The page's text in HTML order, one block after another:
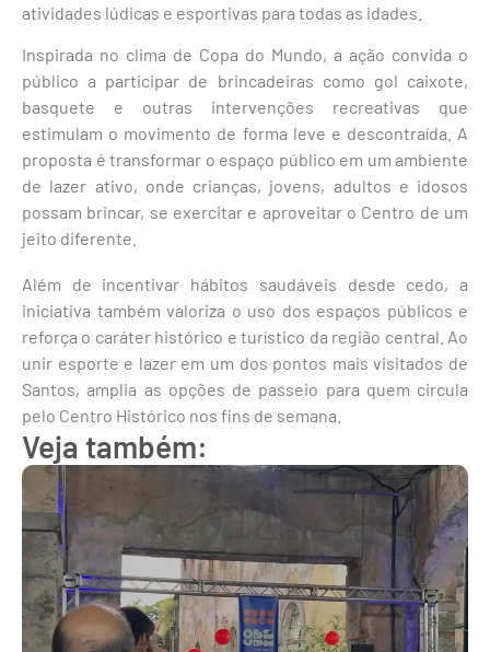
atividades lúdicas e esportivas para todas as idades.
Inspirada no clima de Copa do Mundo, a ação convida o
público a participar de brincadeiras como gol caixote,
basquete e outras intervenções recreativas que
estimulam o movimento de forma leve e descontraída. A
proposta é transformar o espaço público em um ambiente
de lazer ativo, onde crianças, jovens, adultos e idosos
possam brincar, se exercitar e aproveitar o Centro de um
jeito diferente.
Além de incentivar hábitos saudáveis desde cedo, a
iniciativa também valoriza o uso dos espaços públicos e
reforça o caráter histórico e turístico da região central. Ao
unir esporte e lazer em um dos pontos mais visitados de
Santos, amplia as opções de passeio para quem circula
pelo Centro Histórico nos fins de semana.
Veja também: